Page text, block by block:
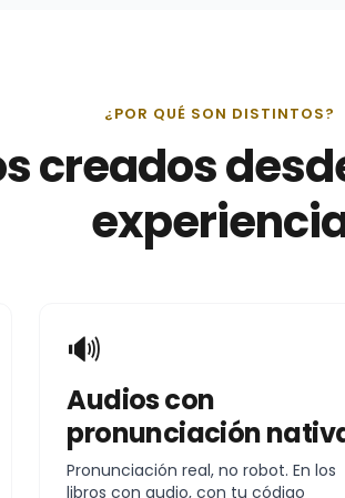
¿POR QUÉ SON DISTINTOS?
creados
🔊
Audios con
pronunciación
Pronunciación real, no robot. En los
libros con audio, con tu código